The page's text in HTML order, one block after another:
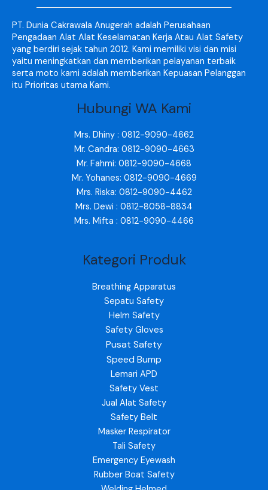
PT. Dunia Cakrawala Anugerah adalah Perusahaan
Pengadaan Alat Alat Keselamatan Kerja Atau Alat Safety
yang berdiri sejak tahun 2012. Kami memiliki visi dan misi
yaitu meningkatkan dan memberikan pelayanan terbaik
serta moto kami adalah memberikan Kepuasan Pelanggan
itu Prioritas utama Kami.
Hubungi WA Kami
Mrs. Dhiny : 0812-9090-4662
Mr. Candra: 0812-9090-4663
Mr. Fahmi: 0812-9090-4668
Mr. Yohanes: 0812-9090-4669
Mrs. Riska: 0812-9090-4462
Mrs. Dewi : 0812-8058-8834
Mrs. Mifta : 0812-9090-4466
Kategori Produk
Breathing Apparatus
Sepatu Safety
Helm Safety
Safety Gloves
Pusat Safety
Speed Bump
Lemari APD
Safety Vest
Jual Alat Safety
Safety Belt
Masker Respirator
Tali Safety
Emergency Eyewash
Rubber Boat Safety